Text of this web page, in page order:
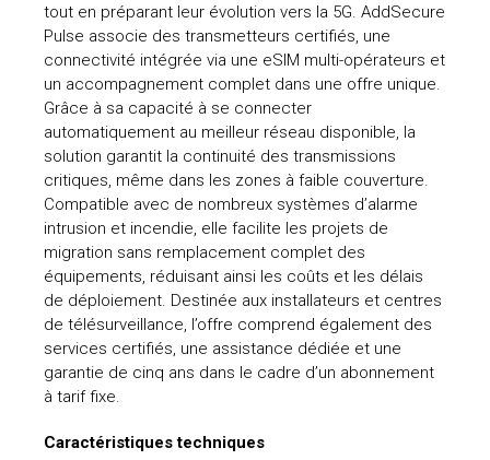
tout en préparant leur évolution vers la 5G. AddSecure
Pulse associe des transmetteurs certifiés, une
connectivité intégrée via une eSIM multi-opérateurs et
un accompagnement complet dans une offre unique.
Grâce à sa capacité à se connecter
automatiquement au meilleur réseau disponible, la
solution garantit la continuité des transmissions
critiques, même dans les zones à faible couverture.
Compatible avec de nombreux systèmes d’alarme
intrusion et incendie, elle facilite les projets de
migration sans remplacement complet des
équipements, réduisant ainsi les coûts et les délais
de déploiement. Destinée aux installateurs et centres
de télésurveillance, l’offre comprend également des
services certifiés, une assistance dédiée et une
garantie de cinq ans dans le cadre d’un abonnement
à tarif fixe.
Caractéristiques techniques